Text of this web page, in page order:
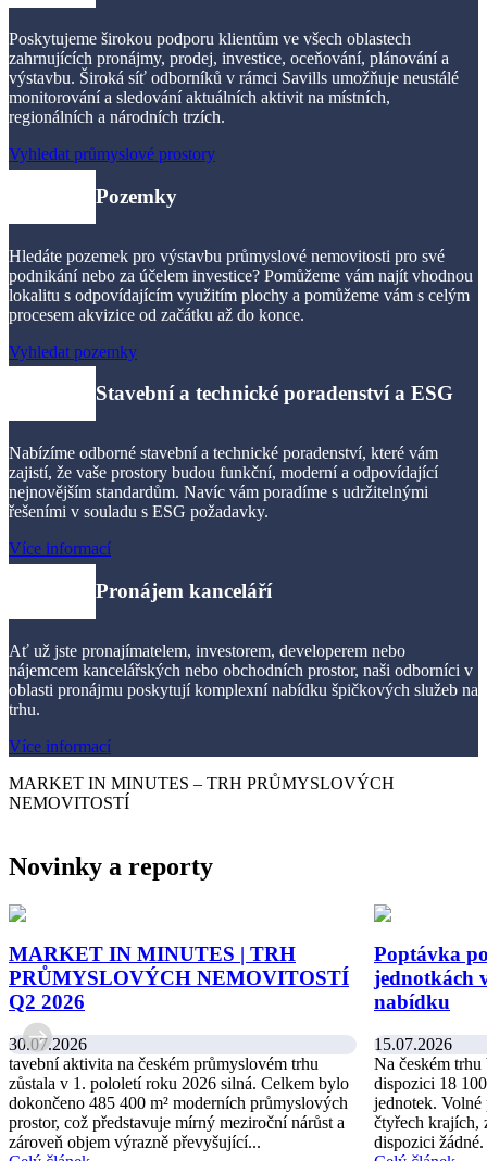
Poskytujeme širokou podporu klientům ve všech oblastech
zahrnujících pronájmy, prodej, investice, oceňování, plánování a
výstavbu. Široká síť odborníků v rámci Savills umožňuje neustálé
monitorování a sledování aktuálních aktivit na místních,
regionálních a národních trzích.
Vyhledat průmyslové prostory
Pozemky
Hledáte pozemek pro výstavbu průmyslové nemovitosti pro své
podnikání nebo za účelem investice? Pomůžeme vám najít vhodnou
lokalitu s odpovídajícím využitím plochy a pomůžeme vám s celým
procesem akvizice od začátku až do konce.
Vyhledat pozemky
Stavební a technické poradenství a ESG
Nabízíme odborné stavební a technické poradenství, které vám
zajistí, že vaše prostory budou funkční, moderní a odpovídající
nejnovějším standardům. Navíc vám poradíme s udržitelnými
řešeními v souladu s ESG požadavky.
Více informací
Pronájem kanceláří
Ať už jste pronajímatelem, investorem, developerem nebo
nájemcem kancelářských nebo obchodních prostor, naši odborníci v
oblasti pronájmu poskytují komplexní nabídku špičkových služeb na
trhu.
Více informací
MARKET IN MINUTES – TRH PRŮMYSLOVÝCH
NEMOVITOSTÍ
Novinky a reporty
MARKET IN MINUTES | TRH
PRŮMYSLOVÝCH NEMOVITOSTÍ
Q2 2026
30.07.2026
tavební aktivita na českém průmyslovém trhu
zůstala v 1. pololetí roku 2026 silná. Celkem bylo
dokončeno 485 400 m² moderních průmyslových
prostor, což představuje mírný meziroční nárůst a
zároveň objem výrazně převyšující...
Poptávka
jednotkách
nabídku
15.07.2026
Na českém
dispozici 18
jednotek. Volné
čtyřech krajích,
dispozici